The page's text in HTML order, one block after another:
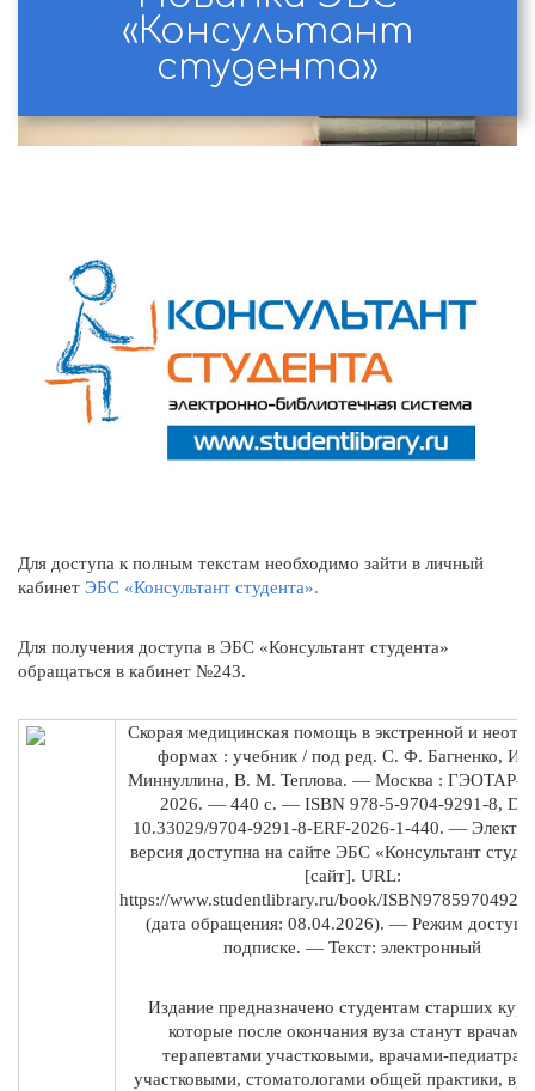
«Консультант
студента»
Для доступа к полным текстам необходимо зайти в личный
кабинет ЭБС «Консультант студента».
Для получения доступа в ЭБС «Консультант студента»
обращаться в кабинет №243.
Скорая медицинская помощь в экстренной и
формах : учебник / под ред. С. Ф. Багненко, И.
Миннуллина, В. М. Теплова. — Москва : ГЭОТАР-
2026. — 440 с. — ISBN 978-5-9704-9291-8,
10.33029/9704-9291-8-ERF-2026-1-440. —
версия доступна на сайте ЭБС «Консультант
[сайт]. URL:
https://www.studentlibrary.ru/book/
(дата обращения: 08.04.2026). — Режим
подписке. — Текст: электронный
Издание предназначено студентам старших
которые после окончания вуза станут
терапевтами участковыми, врачами-
участковыми, стоматологами общей практики,